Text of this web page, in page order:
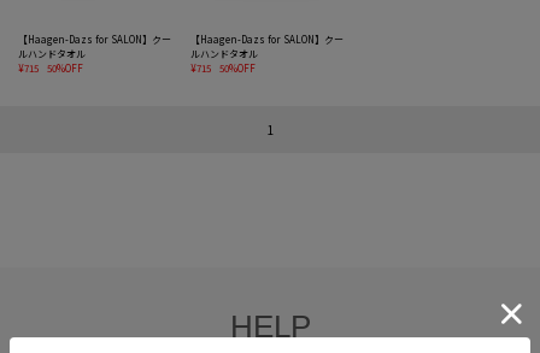
【Haagen-Dazs for SALON】クー
ルハンドタオル
¥715
50%OFF
【Haagen-Dazs for SALON】クー
ルハンドタオル
¥715
50%OFF
1
HELP